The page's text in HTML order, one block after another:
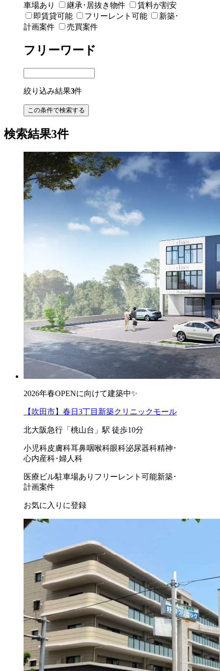
車場あり
継承･居抜き物件
賃料が割安
即賃貸可能
フリーレント可能
新築･
計画案件
売買案件
フリーワード
絞り込み結果3件
検索結果3件
2026年春OPENに向けて建築中✨
【吹田市】春日3丁目新築クリニックモール
北大阪急行「桃山台」駅 徒歩10分
小児科皮膚科耳鼻咽喉科眼科泌尿器科精神･
心内産科･婦人科
医療ビル駐車場あり フリーレント可能新築･
計画案件
お気に入りに登録